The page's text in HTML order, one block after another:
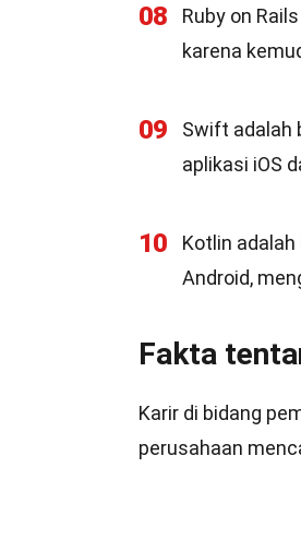
08
Ruby on
karena
09
Swift adalah
aplikasi iOS
10
Kotlin
Android,
Fakta
Karir di bidang
perusahaan